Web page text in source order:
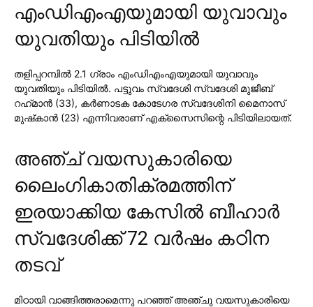
എംഡിഎംഎയുമായി യുവാവും
യുവതിയും പിടിയില്‍
തളിപ്പറമ്പില്‍ 2.1 ഗ്രാം എംഡിഎംഎയുമായി യുവാവും
യുവതിയും പിടിയില്‍. പട്ടുവം സ്വദേശി സ്വദേശി മുജീബ്
റഹ്‌മാന്‍ (33), കര്‍ണാടക കോടേഗര സ്വദേശിനി മൈനാസ്
മുഷ്‌കാന്‍ (23) എന്നിവരാണ് എക്സൈസിന്റെ പിടിയിലായത്.
അഞ്ച് വയസുകാരിയെ
ലൈംഗികാതിക്രമത്തിന്
ഇരയാക്കിയ കേസില്‍ ബീഹാര്‍
സ്വദേശിക്ക് 72 വര്‍ഷം കഠിന
തടവ്
മിഠായി വാങ്ങിത്തരാമെന്നു പറഞ്ഞ് അഞ്ചു വയസുകാരിയെ